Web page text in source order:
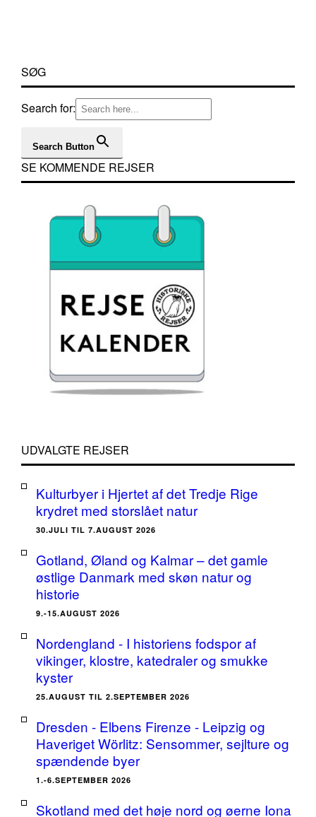
SØG
Search for:
Search Button
SE KOMMENDE REJSER
UDVALGTE REJSER
Kulturbyer i Hjertet af det Tredje Rige
krydret med storslået natur
30.JULI TIL 7.AUGUST 2026
Gotland, Øland og Kalmar – det gamle
østlige Danmark med skøn natur og
historie
9.-15.AUGUST 2026
Nordengland - I historiens fodspor af
vikinger, klostre, katedraler og smukke
kyster
25.AUGUST TIL 2.SEPTEMBER 2026
Dresden - Elbens Firenze - Leipzig og
Haveriget Wörlitz: Sensommer, sejlture og
spændende byer
1.-6.SEPTEMBER 2026
Skotland med det høje nord og øerne Iona